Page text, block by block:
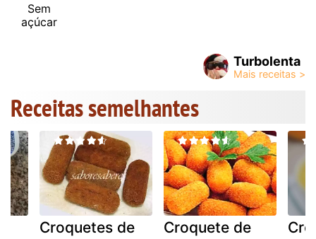
Sem
açúcar
Turbolenta
Receitas semelhantes
Croquetes de
Croquete de